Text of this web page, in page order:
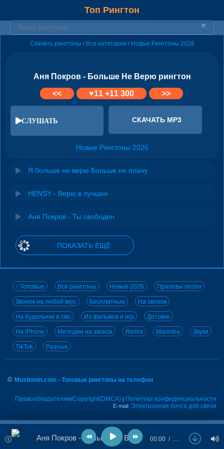
Топ Рингтон
Скачать рингтоны / Все категории / Новые Рингтоны 2026
Аня Покров - Больше Не Верю рингтон
<<
♥11 +11 300 >>
СЛУШАТЬ СКАЧАТЬ MP3
Новые Рингтоны 2026
Я больше не верю Больше не плачу
HENSY - Верю в лучшее
Аня Покров - Ты свободен
ПОКАЗАТЬ ЕЩЁ
↑ Топовые Все рингтоны Новые 2026 Припевы песен
Звонок на любой вкус Бесплатные На звонок
На будильник и смс Из фильмов и игр Детские
На iPhone Мелодии на звонок Remix Marimba Звуки
TikTok Разные
© Musboom.com - Топовые рингтоны на телефон
Правообладателям/Copyright(DMCA) | Политика конфиденциальности
E-mail: Электронная почта для связи
Аня Покров - Больше Не Верю 00:00 …